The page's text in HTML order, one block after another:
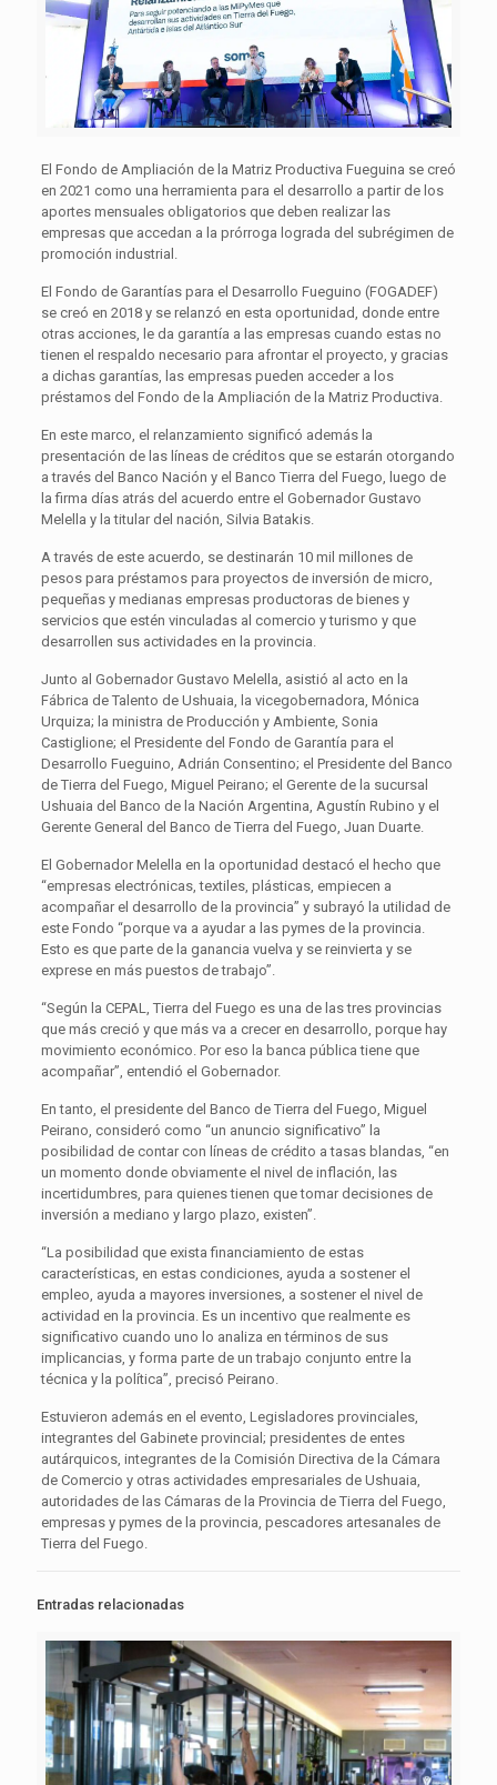
El Fondo de Ampliación de la Matriz Productiva Fueguina se creó
en 2021 como una herramienta para el desarrollo a partir de los
aportes mensuales obligatorios que deben realizar las
empresas que accedan a la prórroga lograda del subrégimen de
promoción industrial.
El Fondo de Garantías para el Desarrollo Fueguino (FOGADEF)
se creó en 2018 y se relanzó en esta oportunidad, donde entre
otras acciones, le da garantía a las empresas cuando estas no
tienen el respaldo necesario para afrontar el proyecto, y gracias
a dichas garantías, las empresas pueden acceder a los
préstamos del Fondo de la Ampliación de la Matriz Productiva.
En este marco, el relanzamiento significó además la
presentación de las líneas de créditos que se estarán otorgando
a través del Banco Nación y el Banco Tierra del Fuego, luego de
la firma días atrás del acuerdo entre el Gobernador Gustavo
Melella y la titular del nación, Silvia Batakis.
A través de este acuerdo, se destinarán 10 mil millones de
pesos para préstamos para proyectos de inversión de micro,
pequeñas y medianas empresas productoras de bienes y
servicios que estén vinculadas al comercio y turismo y que
desarrollen sus actividades en la provincia.
Junto al Gobernador Gustavo Melella, asistió al acto en la
Fábrica de Talento de Ushuaia, la vicegobernadora, Mónica
Urquiza; la ministra de Producción y Ambiente, Sonia
Castiglione; el Presidente del Fondo de Garantía para el
Desarrollo Fueguino, Adrián Consentino; el Presidente del Banco
de Tierra del Fuego, Miguel Peirano; el Gerente de la sucursal
Ushuaia del Banco de la Nación Argentina, Agustín Rubino y el
Gerente General del Banco de Tierra del Fuego, Juan Duarte.
El Gobernador Melella en la oportunidad destacó el hecho que
“empresas electrónicas, textiles, plásticas, empiecen a
acompañar el desarrollo de la provincia” y subrayó la utilidad de
este Fondo “porque va a ayudar a las pymes de la provincia.
Esto es que parte de la ganancia vuelva y se reinvierta y se
exprese en más puestos de trabajo”.
“Según la CEPAL, Tierra del Fuego es una de las tres provincias
que más creció y que más va a crecer en desarrollo, porque hay
movimiento económico. Por eso la banca pública tiene que
acompañar”, entendió el Gobernador.
En tanto, el presidente del Banco de Tierra del Fuego, Miguel
Peirano, consideró como “un anuncio significativo” la
posibilidad de contar con líneas de crédito a tasas blandas, “en
un momento donde obviamente el nivel de inflación, las
incertidumbres, para quienes tienen que tomar decisiones de
inversión a mediano y largo plazo, existen”.
“La posibilidad que exista financiamiento de estas
características, en estas condiciones, ayuda a sostener el
empleo, ayuda a mayores inversiones, a sostener el nivel de
actividad en la provincia. Es un incentivo que realmente es
significativo cuando uno lo analiza en términos de sus
implicancias, y forma parte de un trabajo conjunto entre la
técnica y la política”, precisó Peirano.
Estuvieron además en el evento, Legisladores provinciales,
integrantes del Gabinete provincial; presidentes de entes
autárquicos, integrantes de la Comisión Directiva de la Cámara
de Comercio y otras actividades empresariales de Ushuaia,
autoridades de las Cámaras de la Provincia de Tierra del Fuego,
empresas y pymes de la provincia, pescadores artesanales de
Tierra del Fuego.
Entradas relacionadas